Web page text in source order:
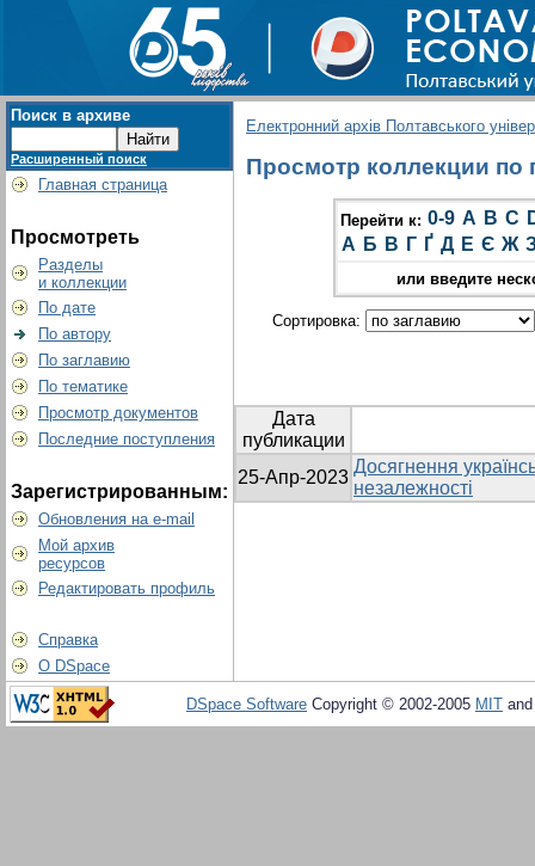
Поиск в архиве
Расширенный поиск
Главная страница
Просмотреть
Разделы
и коллекции
По дате
По автору
По заглавию
По тематике
Просмотр документов
Последние поступления
Зарегистрированным:
Обновления на e-mail
Мой архив
ресурсов
Редактировать профиль
Справка
О DSpace
Електронний архів Полтавського
Просмотр коллекции по
Перейти к: 0-9 A B C
А Б В Г Ґ Д Е Є Ж
или введите
Сортировка:
Дата
публикации
25-Апр-2023
Досягнення
незалежності
DSpace Software Copyright © 2002-2005 MIT